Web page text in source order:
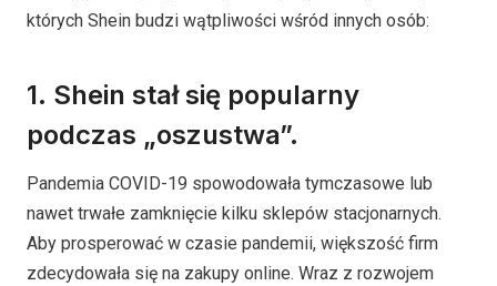
których Shein budzi wątpliwości wśród innych osób:
1. Shein stał się popularny
podczas „oszustwa”.
Pandemia COVID-19 spowodowała tymczasowe lub
nawet trwałe zamknięcie kilku sklepów stacjonarnych.
Aby prosperować w czasie pandemii, większość firm
zdecydowała się na zakupy online. Wraz z rozwojem